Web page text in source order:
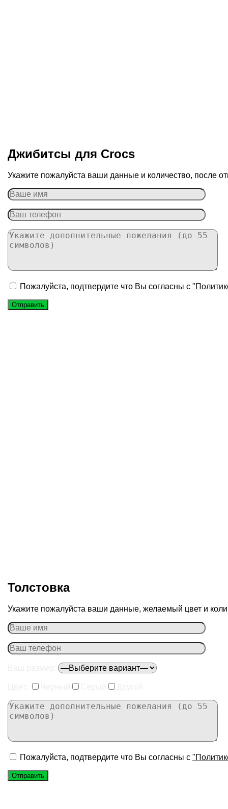
Джибитсы для Сrocs
Укажите пожалуйста ваши данные и количество, после
Пожалуйста, подтвердите что Вы согласны с
Толстовка
Укажите пожалуйста ваши данные, желаемый цвет и
Пожалуйста, подтвердите что Вы согласны с